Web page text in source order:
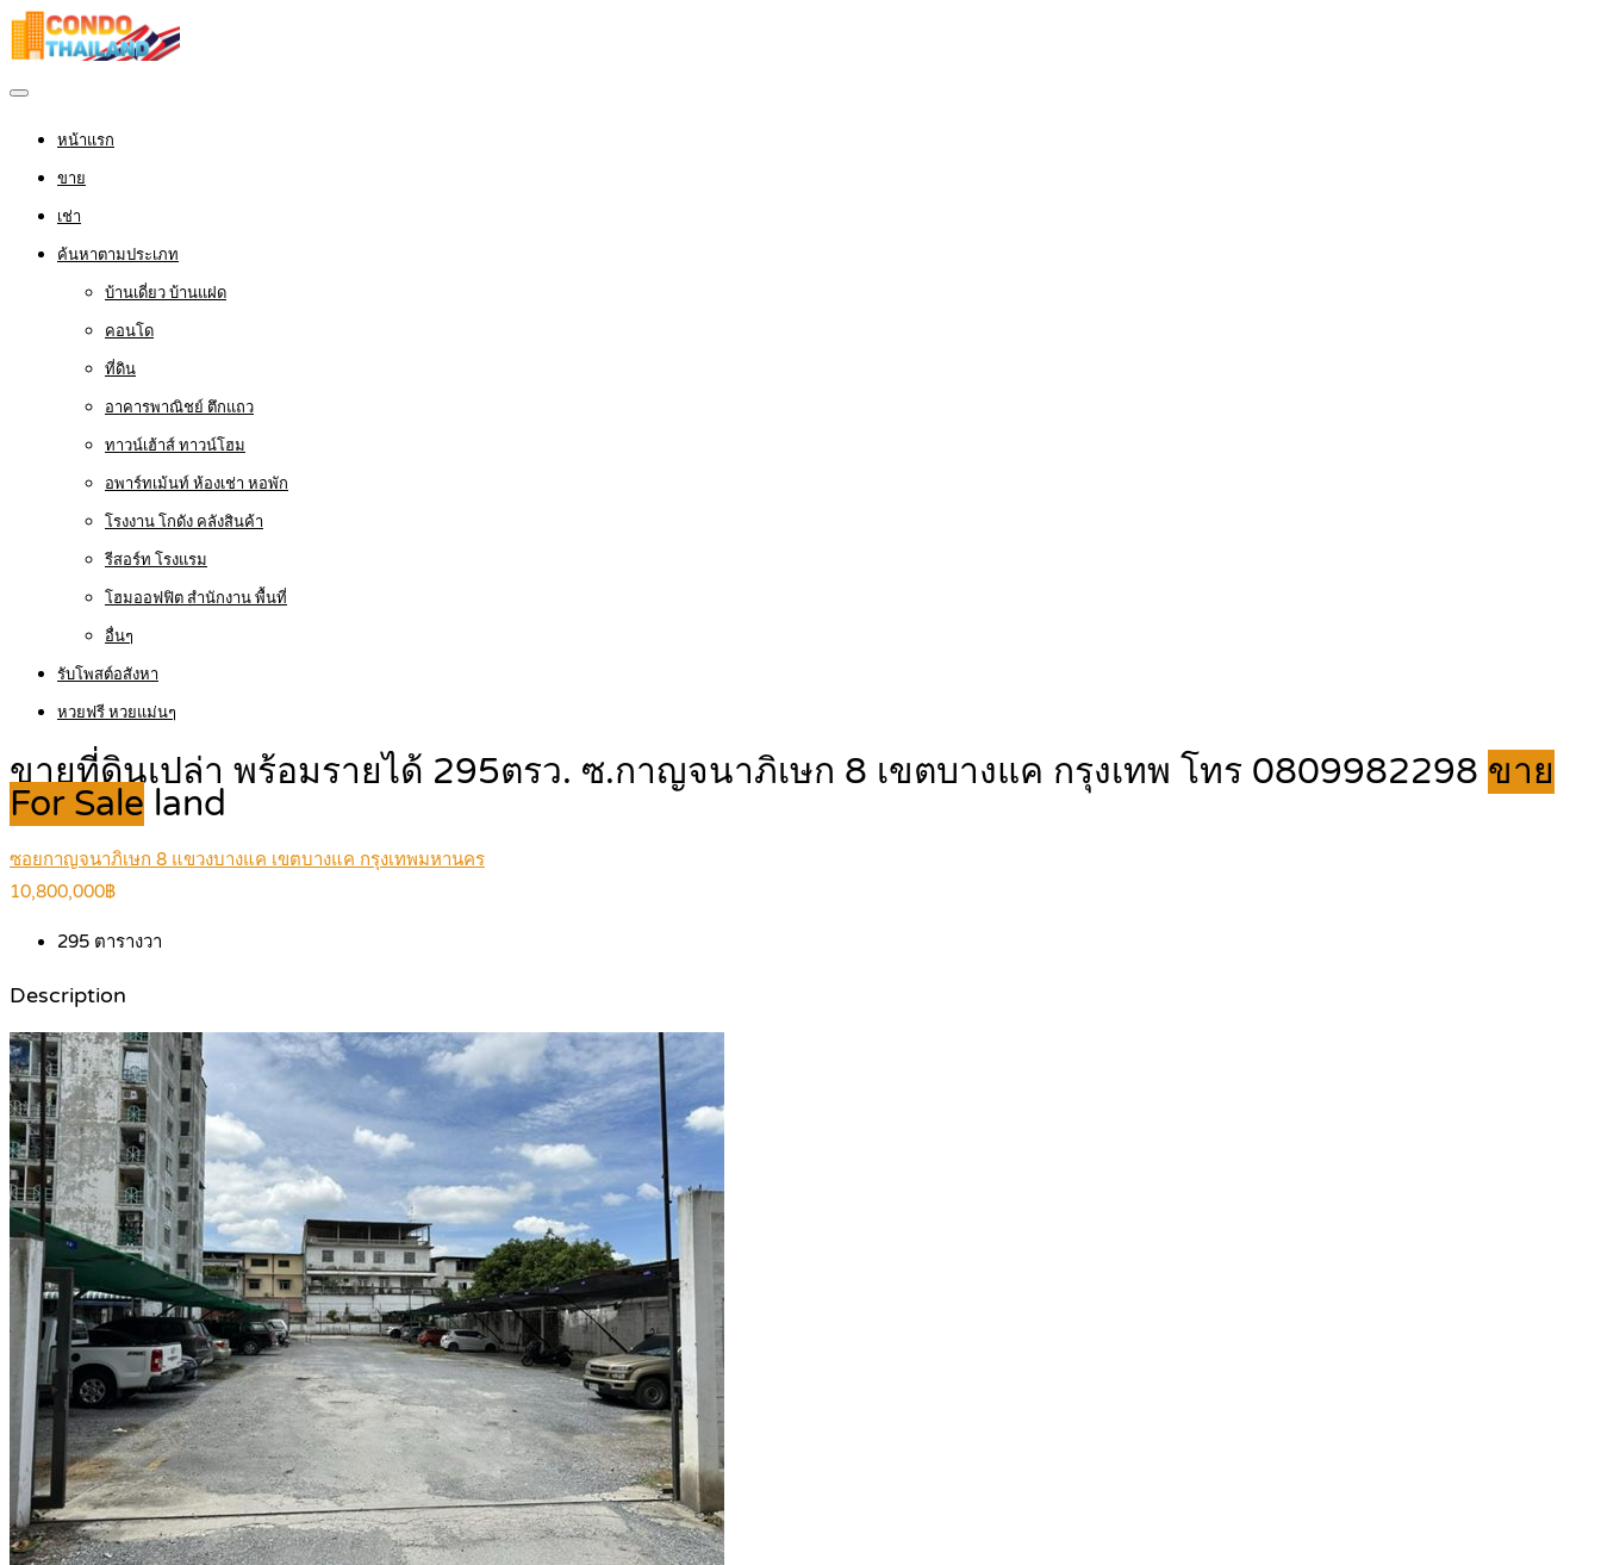
หน้าแรก
ขาย
เช่า
ค้นหาตามประเภท
บ้านเดี่ยว บ้านแฝด
คอนโด
ที่ดิน
อาคารพาณิชย์ ตึกแถว
ทาวน์เฮ้าส์ ทาวน์โฮม
อพาร์ทเม้นท์ ห้องเช่า หอพัก
โรงงาน โกดัง คลังสินค้า
รีสอร์ท โรงแรม
โฮมออฟฟิต สำนักงาน พื้นที่
อื่นๆ
รับโพสต์อสังหา
หวยฟรี หวยแม่นๆ
ขายที่ดินเปล่า พร้อมรายได้ 295ตรว. ซ.กาญจนาภิเษก 8 เขตบางแค กรุงเทพ โทร 0809982298 ขาย
For Sale land
ซอยกาญจนาภิเษก 8 แขวงบางแค เขตบางแค กรุงเทพมหานคร
10,800,000฿
295 ตารางวา
Description